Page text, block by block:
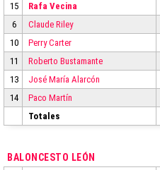
15
Rafa Vecina
6
Claude Riley
10
Perry Carter
11
Roberto Bustamante
13
José María Alarcón
14
Paco Martín
Totales
BALONCESTO LEÓN